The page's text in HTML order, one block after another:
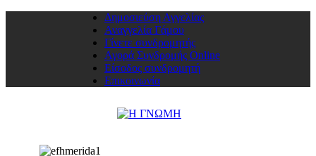
Δημοσιεύση Αγγελίας
Αναγγελία Γάμου
Γίνετε συνδρομητής
Αγορά Συνδρομής Online
Είσοδος συνδρομητή
Επικοινωνία